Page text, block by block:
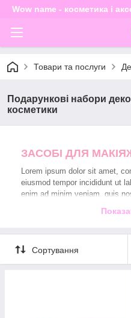
Wow name - косметика і
Товари та послуги
Подарункові набори
косметики
ЗАСОБІ ДЛЯ
Lorem ipsum dolor sit amet,
eiusmod tempor incididunt ut
enim ad minim veniam, quis
Сортування